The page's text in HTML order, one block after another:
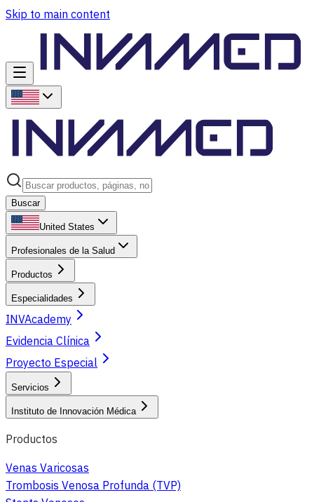
Skip to main content
Buscar
United States
Profesionales de la Salud
Productos
Especialidades
INVAcademy
Evidencia Clínica
Proyecto Especial
Servicios
Instituto de Innovación Médica
Productos
Venas Varicosas
Trombosis Venosa Profunda (TVP)